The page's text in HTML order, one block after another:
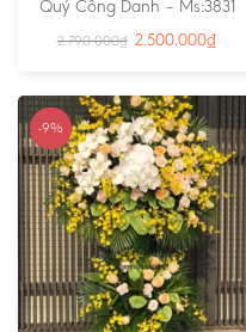
Quý Công Danh – Ms:3831
2.790.000₫ 2.500.000₫
-9%